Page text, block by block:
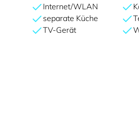
Internet/WLAN
separate Küche
TV-Gerät